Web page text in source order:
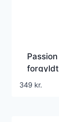
forgyldt
349 kr.